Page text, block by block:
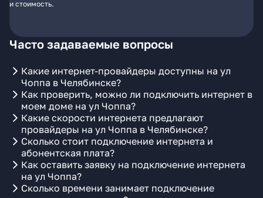
и стоимость.
Часто задаваемые вопросы
Какие интернет-провайдеры доступны на ул
Чоппа в Челябинске?
Как проверить, можно ли подключить интернет в
моем доме на ул Чоппа?
Какие скорости интернета предлагают
провайдеры на ул Чоппа в Челябинске?
Сколько стоит подключение интернета и
абонентская плата?
Как оставить заявку на подключение интернета
на ул Чоппа?
Сколько времени занимает подключение